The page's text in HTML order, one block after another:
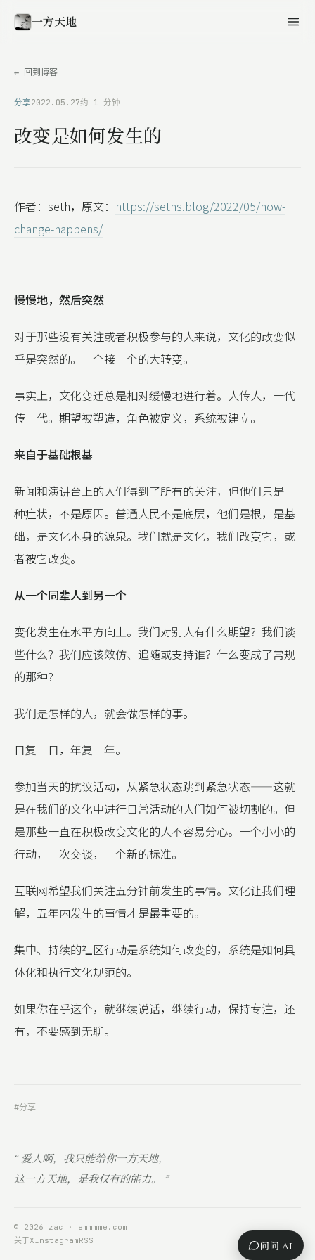
一方天地
← 回到博客
分享2022.05.27约 1 分钟
改变是如何发生的
作者：seth，原文： https://seths.blog/2022/05/how-
change-happens/
慢慢地，然后突然
对于那些没有关注或者积极参与的人来说，文化的改变似
乎是突然的。一个接一个的大转变。
事实上，文化变迁总是相对缓慢地进行着。人传人，一代
传一代。期望被塑造，角色被定义，系统被建立。
来自于基础根基
新闻和演讲台上的人们得到了所有的关注，但他们只是一
种症状，不是原因。普通人民不是底层，他们是根，是基
础，是文化本身的源泉。我们就是文化，我们改变它，或
者被它改变。
从一个同辈人到另一个
变化发生在水平方向上。我们对别人有什么期望？我们谈
些什么？我们应该效仿、追随或支持谁？什么变成了常规
的那种？
我们是怎样的人，就会做怎样的事。
日复一日，年复一年。
参加当天的抗议活动，从紧急状态跳到紧急状态——这就
是在我们的文化中进行日常活动的人们如何被切割的。但
是那些一直在积极改变文化的人不容易分心。一个小小的
行动，一次交谈，一个新的标准。
互联网希望我们关注五分钟前发生的事情。文化让我们理
解，五年内发生的事情才是最重要的。
集中、持续的社区行动是系统如何改变的，系统是如何具
体化和执行文化规范的。
如果你在乎这个，就继续说话，继续行动，保持专注，还
有，不要感到无聊。
#分享
“ 爱人啊，我只能给你一方天地，
这一方天地，是我仅有的能力。 ”
© 2026 zac · emmmme.com
关于XInstagramRSS
问问 AI